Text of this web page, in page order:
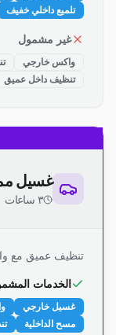
تلميع داخلي خفيف
غير مشمول
واكس خارجي
تنظيف داخل عميق
غسيل
٣ ساعات
تنظيف عميق مع
الخدمات
غسيل خارجي
مسح الداخلية